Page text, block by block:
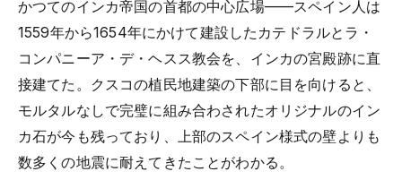
かつてのインカ帝国の首都の中心広場——スペイン人は
1559年から1654年にかけて建設したカテドラルとラ・
コンパニーア・デ・ヘスス教会を、インカの宮殿跡に直
接建てた。クスコの植民地建築の下部に目を向けると、
モルタルなしで完璧に組み合わされたオリジナルのイン
カ石が今も残っており、上部のスペイン様式の壁よりも
数多くの地震に耐えてきたことがわかる。